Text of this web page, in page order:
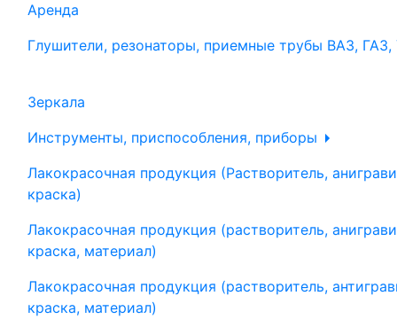
Аренда
Глушители, резонаторы, приемные трубы ВАЗ, ГАЗ,
Зеркала
Инструменты, приспособления, приборы
Лакокрасочная продукция (Растворитель,
краска)
Лакокрасочная продукция (растворитель,
краска, материал)
Лакокрасочная продукция (растворитель,
краска, материал)